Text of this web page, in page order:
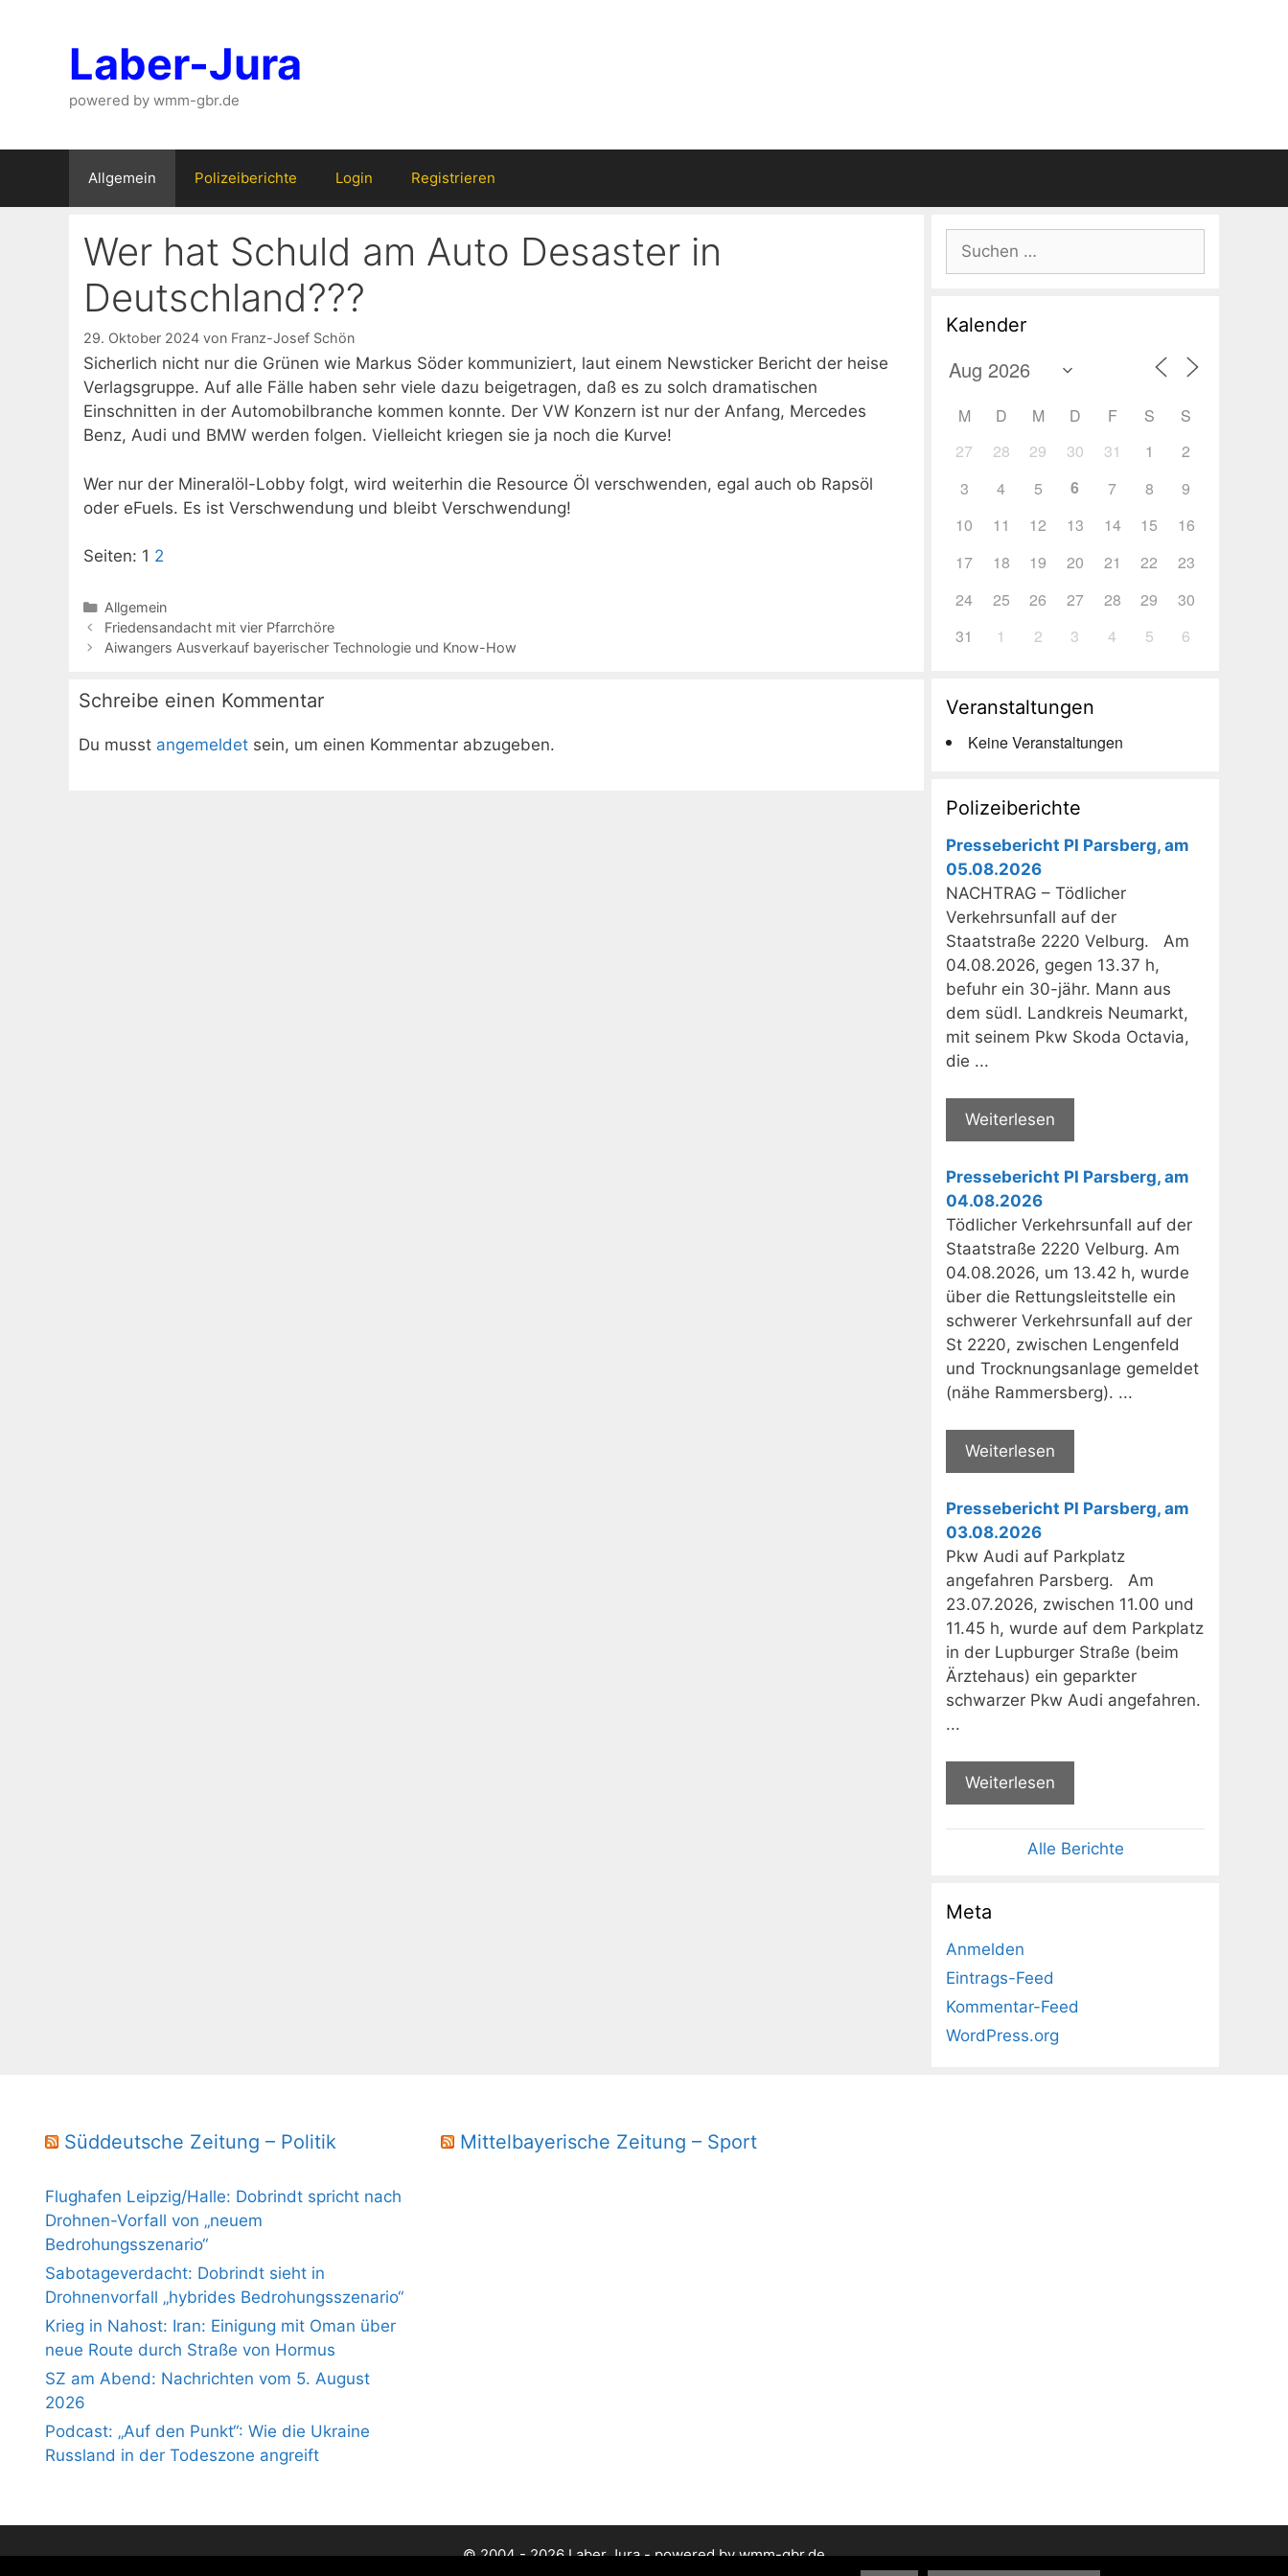
Laber-Jura
powered by wmm-gbr.de
Allgemein Polizeiberichte Login Registrieren
Wer hat Schuld am Auto Desaster in
Deutschland???
29. Oktober 2024 von Franz-Josef Schön
Sicherlich nicht nur die Grünen wie Markus Söder kommuniziert, laut einem Newsticker Bericht der heise
Verlagsgruppe. Auf alle Fälle haben sehr viele dazu beigetragen, daß es zu solch dramatischen
Einschnitten in der Automobilbranche kommen konnte. Der VW Konzern ist nur der Anfang, Mercedes
Benz, Audi und BMW werden folgen. Vielleicht kriegen sie ja noch die Kurve!
Wer nur der Mineralöl-Lobby folgt, wird weiterhin die Resource Öl verschwenden, egal auch ob Rapsöl
oder eFuels. Es ist Verschwendung und bleibt Verschwendung!
Seiten: 1 2
Kategorien
Allgemein
Friedensandacht mit vier Pfarrchöre
Aiwangers Ausverkauf bayerischer Technologie und Know-How
Schreibe einen Kommentar
Du musst angemeldet sein, um einen Kommentar abzugeben.
Suchen
nach:
Kalender
M D M D F S
S
27
28 29 30 31 1
2
3
4 5 6 7 8
9
10
11 12 13 14 15
16
17
18 19 20 21 22
23
24
25 26 27 28 29
30
31
1 2 3 4 5 6
Veranstaltungen
Keine Veranstaltungen
Polizeiberichte
Pressebericht PI Parsberg, am
05.08.2026
NACHTRAG – Tödlicher
Verkehrsunfall auf der
Staatstraße 2220 Velburg. Am
04.08.2026, gegen 13.37 h,
befuhr ein 30-jähr. Mann aus
dem südl. Landkreis Neumarkt,
mit seinem Pkw Skoda Octavia,
die ...
Weiterlesen
Pressebericht PI Parsberg, am
04.08.2026
Tödlicher Verkehrsunfall auf der
Staatstraße 2220 Velburg. Am
04.08.2026, um 13.42 h, wurde
über die Rettungsleitstelle ein
schwerer Verkehrsunfall auf der
St 2220, zwischen Lengenfeld
und Trocknungsanlage gemeldet
(nähe Rammersberg). ...
Weiterlesen
Pressebericht PI Parsberg, am
03.08.2026
Pkw Audi auf Parkplatz
angefahren Parsberg. Am
23.07.2026, zwischen 11.00 und
11.45 h, wurde auf dem Parkplatz
in der Lupburger Straße (beim
Ärztehaus) ein geparkter
schwarzer Pkw Audi angefahren.
...
Weiterlesen
Alle Berichte
Meta
Anmelden
Eintrags-Feed
Kommentar-Feed
WordPress.org
Süddeutsche Zeitung – Politik
Flughafen Leipzig/Halle: Dobrindt spricht nach
Drohnen-Vorfall von „neuem
Bedrohungsszenario“
Sabotageverdacht: Dobrindt sieht in
Drohnenvorfall „hybrides Bedrohungsszenario“
Krieg in Nahost: Iran: Einigung mit Oman über
neue Route durch Straße von Hormus
SZ am Abend: Nachrichten vom 5. August
2026
Podcast: „Auf den Punkt“: Wie die Ukraine
Russland in der Todeszone angreift
Mittelbayerische Zeitung – Sport
© 2004 - 2026 Laber Jura - powered by wmm-gbr.de